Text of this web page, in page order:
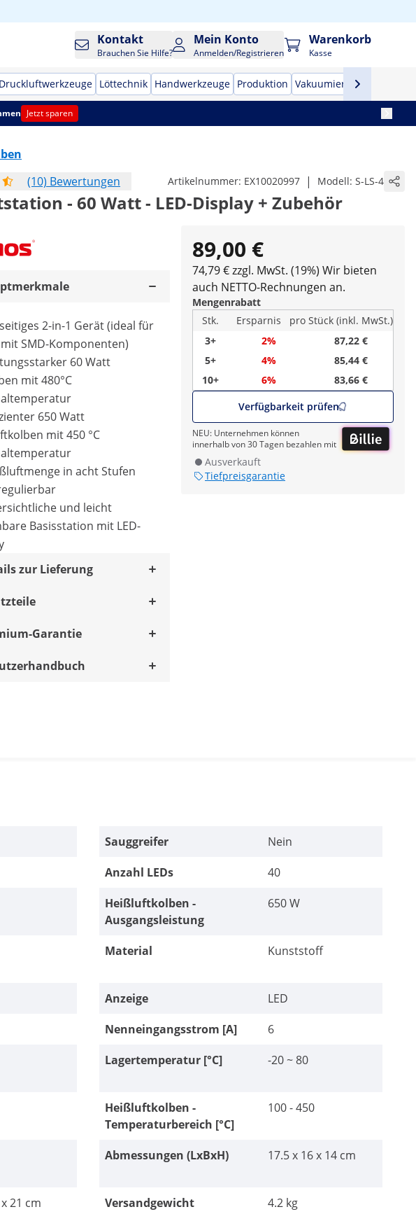
Kontakt
Brauchen Sie Hilfe?
Mein Konto
Anmelden/Registrieren
Warenkorb
Kasse
Druckluftwerkzeuge Löttechnik Handwerkzeuge Produktion Vakuumierer
Jetzt sparen
(10) Bewertungen
Artikelnummer: EX10020997 | Modell: S-LS-4
- 60 Watt - LED-Display + Zubehör
89,00 €
74,79 € zzgl. MwSt. (19%) Wir bieten
auch NETTO-Rechnungen an.
Mengenrabatt
Stk.
Ersparnis
pro Stück (inkl. MwSt.)
3+
2%
87,22 €
5+
4%
85,44 €
10+
6%
83,66 €
Verfügbarkeit prüfen
NEU: Unternehmen können
innerhalb von 30 Tagen bezahlen mit
Ausverkauft
Tiefpreisgarantie
2-in-1 Gerät (ideal für
SMD-Komponenten)
60 Watt
mit 480°C
650 Watt
mit 450 °C
in acht Stufen
und leicht
Basisstation mit LED-
zur Lieferung
Garantie
Sauggreifer
Nein
Anzahl LEDs
40
Heißluftkolben -
Ausgangsleistung
650 W
Material Kunststoff
Anzeige
LED
Nenneingangsstrom [A]
6
Lagertemperatur [°C] -20 ~ 80
Heißluftkolben -
Temperaturbereich [°C]
100 - 450
Abmessungen (LxBxH) 17.5 x 16 x 14 cm
21 cm Versandgewicht 4.2 kg